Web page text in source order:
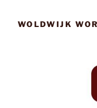
WOLDWIJK